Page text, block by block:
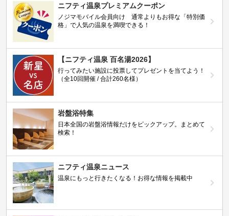
ニフティ温泉プレミアムクーポン
ノジマモバイル会員向け 通常よりもお得な「特別価
格」で人気の温泉を満喫できる！
【ニフティ温泉 百名湯2026】
行ってみたい施設に投票してプレゼントを当てよう！
（全10回開催 / 合計260名様）
岩盤浴特集
日本全国の岩盤浴情報だけをピックアップ。まとめて
検索！
ニフティ温泉ニュース
温泉にもっと行きたくなる！お得な情報を掲載中